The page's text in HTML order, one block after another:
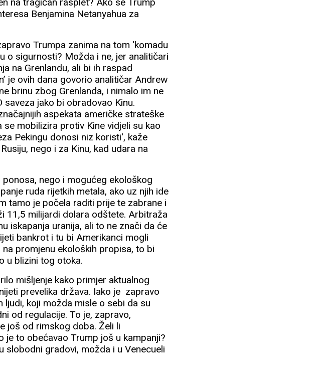
na tragičan rasplet? Ako se Trump
Benjamina Netanyahua za
Trumpa zanima na tom 'komadu
o sigurnosti? Možda i ne, jer analitičari
na Grenlandu, ali bi ih raspad
je ovih dana govorio analitičar Andrew
brinu zbog Grenlanda, i nimalo im ne
jako bi obradovao Kinu.
aspekata američke strateške
mobilizira protiv Kine vidjeli su kao
Pekingu donosi niz koristi', kaže
nego i za Kinu, kad udara na
nego i mogućeg ekološkog
ruda rijetkih metala, ako uz njih ide
tamo je počela raditi prije te zabrane i
11,5 milijardi dolara odštete. Arbitraža
iskapanja uranija, ali to ne znači da će
bankrot i tu bi Amerikanci mogli
promjenu ekoloških propisa, to bi
u blizini tog otoka.
mišljenje kako primjer aktualnog
prevelika država. Iako je zapravo
koji možda misle o sebi da su
od regulacije. To je, zapravo,
još od rimskog doba. Želi li
je to obećavao Trump još u kampanji?
slobodni gradovi, možda i u Venecueli